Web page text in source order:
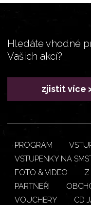
Hledáte vhodné
Vašich akcí?
zjistit více
PROGRAM
VSTUPENKY NA
FOTO & VIDEO
Z
PARTNEŘI
VOUCHERY
CD